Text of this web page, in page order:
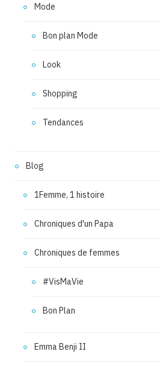
Mode
Bon plan Mode
Look
Shopping
Tendances
Blog
1Femme, 1 histoire
Chroniques d'un Papa
Chroniques de femmes
#VisMaVie
Bon Plan
Emma Benji II